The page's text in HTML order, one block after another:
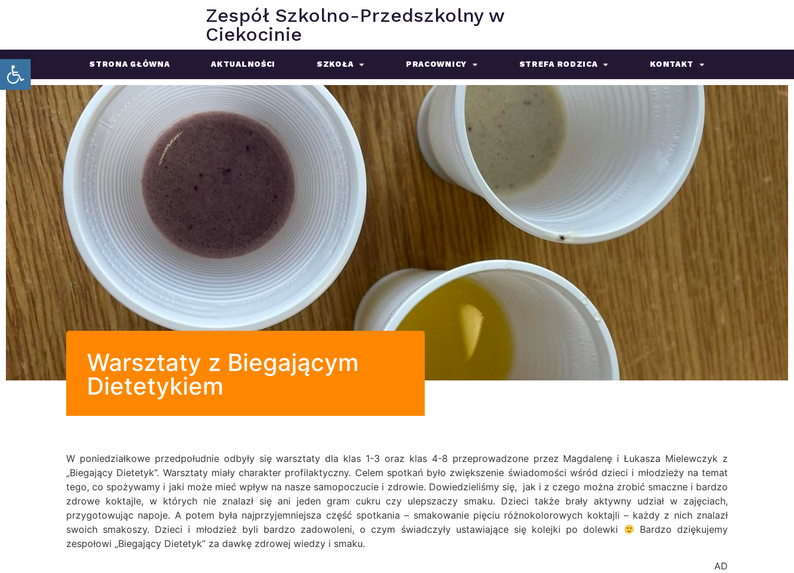
Open toolbar
Zespół Szkolno-Przedszkolny w
Ciekocinie
STRONA GŁÓWNA AKTUALNOŚCI SZKOŁA PRACOWNICY STREFA RODZICA KONTAKT
Warsztaty z Biegającym
Dietetykiem
W poniedziałkowe przedpołudnie odbyły się warsztaty dla klas 1-3 oraz klas 4-8 przeprowadzone przez Magdalenę i Łukasza Mielewczyk z
„Biegający Dietetyk”. Warsztaty miały charakter profilaktyczny. Celem spotkań było zwiększenie świadomości wśród dzieci i młodzieży na temat
tego, co spożywamy i jaki może mieć wpływ na nasze samopoczucie i zdrowie. Dowiedzieliśmy się, jak i z czego można zrobić smaczne i bardzo
zdrowe koktajle, w których nie znalazł się ani jeden gram cukru czy ulepszaczy smaku. Dzieci także brały aktywny udział w zajęciach,
przygotowując napoje. A potem była najprzyjemniejsza część spotkania – smakowanie pięciu różnokolorowych koktajli – każdy z nich znalazł
swoich smakoszy. Dzieci i młodzież byli bardzo zadowoleni, o czym świadczyły ustawiające się kolejki po dolewki
Bardzo dziękujemy
zespołowi „Biegający Dietetyk” za dawkę zdrowej wiedzy i smaku.
AD